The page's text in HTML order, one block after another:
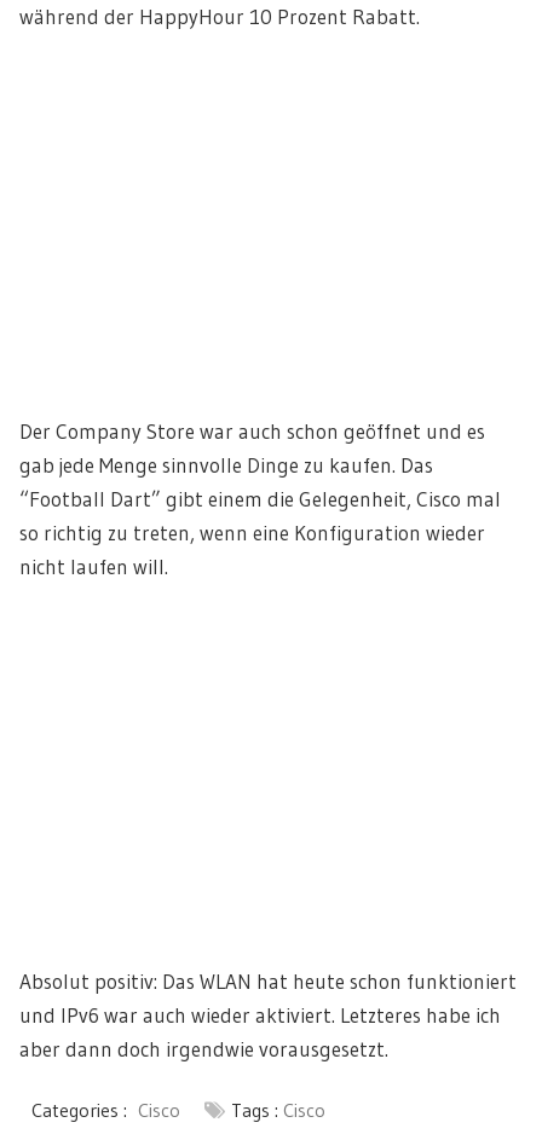
während der HappyHour 10 Prozent Rabatt.
Der Company Store war auch schon geöffnet und es
gab jede Menge sinnvolle Dinge zu kaufen. Das
“Football Dart” gibt einem die Gelegenheit, Cisco mal
so richtig zu treten, wenn eine Konfiguration wieder
nicht laufen will.
Absolut positiv: Das WLAN hat heute schon funktioniert
und IPv6 war auch wieder aktiviert. Letzteres habe ich
aber dann doch irgendwie vorausgesetzt.
Categories : Cisco Tags : Cisco